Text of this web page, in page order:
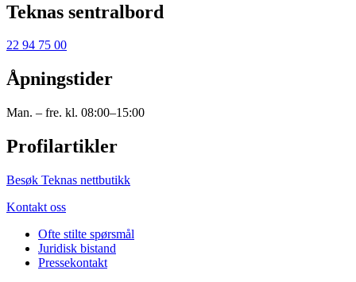
Teknas sentralbord
22 94 75 00
Åpningstider
Man. – fre. kl. 08:00–15:00
Profilartikler
Besøk Teknas nettbutikk
Kontakt oss
Ofte stilte spørsmål
Juridisk bistand
Pressekontakt